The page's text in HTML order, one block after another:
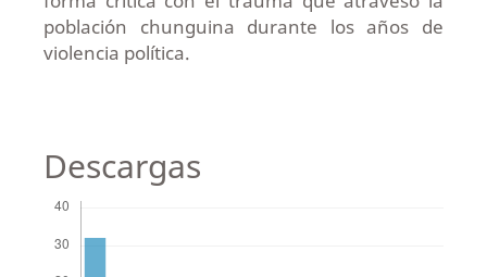
población chunguina durante los años de
violencia política.
Descargas